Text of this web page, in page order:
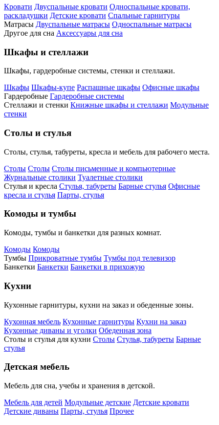
Кровати Двуспальные кровати Односпальные кровати,
раскладушки Детские кровати Спальные гарнитуры
Матрасы Двуспальные матрасы Односпальные матрасы
Другое для сна Аксессуары для сна
Шкафы и стеллажи
Шкафы, гардеробные системы, стенки и стеллажи.
Шкафы Шкафы-купе Распашные шкафы Офисные шкафы
Гардеробные Гардеробные системы
Стеллажи и стенки Книжные шкафы и стеллажи Модульные
стенки
Столы и стулья
Столы, стулья, табуреты, кресла и мебель для рабочего места.
Столы Столы Столы письменные и компьютерные
Журнальные столики Туалетные столики
Стулья и кресла Стулья, табуреты Барные стулья Офисные
кресла и стулья Парты, стулья
Комоды и тумбы
Комоды, тумбы и банкетки для разных комнат.
Комоды Комоды
Тумбы Прикроватные тумбы Тумбы под телевизор
Банкетки Банкетки Банкетки в прихожую
Кухни
Кухонные гарнитуры, кухни на заказ и обеденные зоны.
Кухонная мебель Кухонные гарнитуры Кухни на заказ
Кухонные диваны и уголки Обеденная зона
Столы и стулья для кухни Столы Стулья, табуреты Барные
стулья
Детская мебель
Мебель для сна, учебы и хранения в детской.
Мебель для детей Модульные детские Детские кровати
Детские диваны Парты, стулья Прочее